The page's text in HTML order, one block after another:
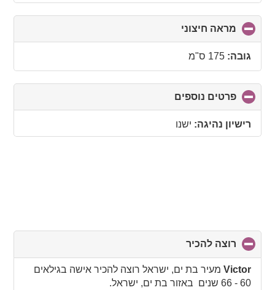
מראה חיצוני
to
גובה: 175 ס"מ
פרטים נוספים
to
רישיון נהיגה: ישנו
רוצה להכיר
to
collapse
contents
Victor מעיר בת ים, ישראל רוצה להכיר אישה בגילאים
60 - 66 שנים באזור בת ים, ישראל.